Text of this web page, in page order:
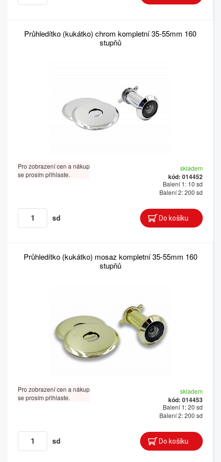
Průhledítko (kukátko) chrom kompletní 35-55mm 160
stupňů
Pro zobrazení cen a nákup
se prosím přihlaste.
skladem
kód: 014452
Balení 1: 10 sd
Balení 2: 200 sd
sd
Průhledítko (kukátko) mosaz kompletní 35-55mm 160
stupňů
Pro zobrazení cen a nákup
se prosím přihlaste.
skladem
kód: 014453
Balení 1: 20 sd
Balení 2: 200 sd
sd